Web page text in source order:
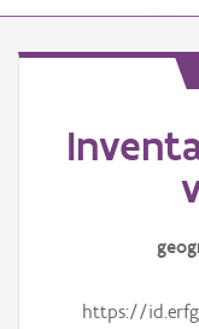
Erfgoedobject
https://